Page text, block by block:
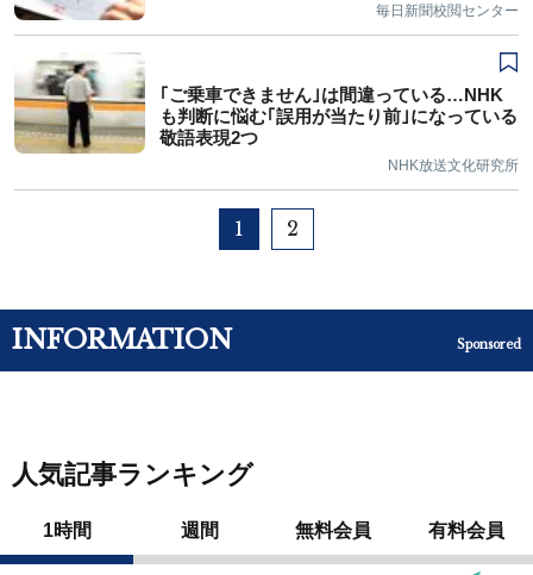
毎日新聞校閲センター
｢ご乗車できません｣は間違っている…NHK
も判断に悩む｢誤用が当たり前｣になっている
敬語表現2つ
NHK放送文化研究所
1 2
INFORMATION Sponsored
人気記事ランキング
1時間 週間 無料会員 有料会員